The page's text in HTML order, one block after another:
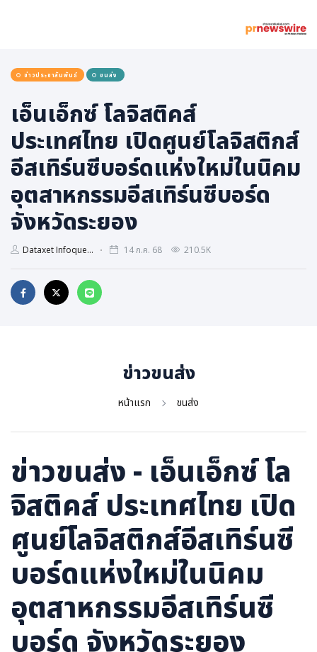
ธุรกิจ, สังคม
เศรษฐกิจ, การเงิน
พลังงาน, สิ่งแวดล้อม
ยานยนต์
ขนส่ง
การงาน, อาชีพ
กิจกรรม
อบรมสัมมนา
เอเชีย
ข่าวประชาสัมพันธ์ ขนส่ง
เอ็นเอ็กซ์ โลจิสติคส์
ประเทศไทย เปิดศูนย์โลจิสติกส์
อีสเทิร์นซีบอร์ดแห่งใหม่ในนิคม
อุตสาหกรรมอีสเทิร์นซีบอร์ด
จังหวัดระยอง
Dataxet Infoque... 14 ก.ค. 68 210.5K
ข่าวขนส่ง
หน้าแรก ขนส่ง
ข่าวขนส่ง - เอ็นเอ็กซ์ โล
จิสติคส์ ประเทศไทย เปิด
ศูนย์โลจิสติกส์อีสเทิร์นซี
บอร์ดแห่งใหม่ในนิคม
อุตสาหกรรมอีสเทิร์นซี
บอร์ด จังหวัดระยอง